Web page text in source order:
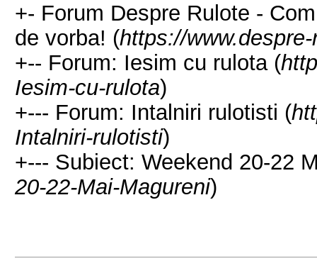
+- Forum Despre Rulote -
de vorba! (https://
+-- Forum: Iesim cu rulota (
Iesim-cu-rulota)
+--- Forum: Intalniri rulotisti (
Intalniri-rulotisti)
+--- Subiect: Weekend 20-22
20-22-Mai-Magureni)